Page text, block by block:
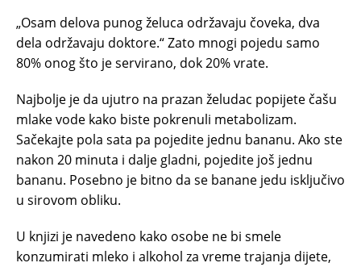
„Osam delova punog želuca održavaju čoveka, dva
dela održavaju doktore.“ Zato mnogi pojedu samo
80% onog što je servirano, dok 20% vrate.
Najbolje je da ujutro na prazan želudac popijete čašu
mlake vode kako biste pokrenuli metabolizam.
Sačekajte pola sata pa pojedite jednu bananu. Ako ste
nakon 20 minuta i dalje gladni, pojedite još jednu
bananu. Posebno je bitno da se banane jedu isključivo
u sirovom obliku.
U knjizi je navedeno kako osobe ne bi smele
konzumirati mleko i alkohol za vreme trajanja dijete,